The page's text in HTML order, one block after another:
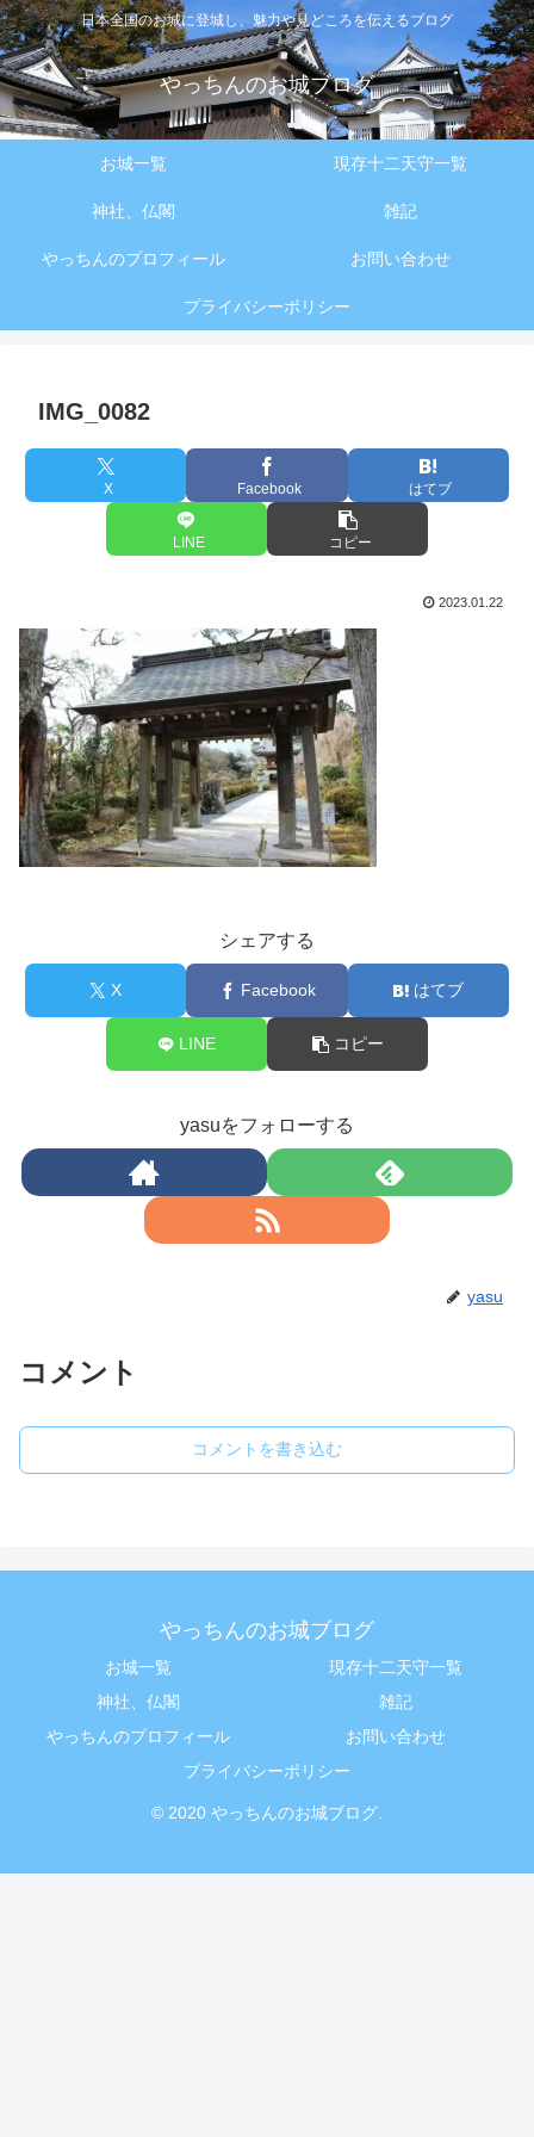
日本全国のお城に登城し、魅力や見どころを伝えるブログ
やっちんのお城ブログ
お城一覧 現存十二天守一覧
神社、仏閣 雑記
やっちんのプロフィール お問い合わせ
プライバシーポリシー
IMG_0082
X Facebook はてブ
LINE コピー
2023.01.22
シェアする
X Facebook はてブ
LINE コピー
yasuをフォローする
yasu
コメント
コメントを書き込む
やっちんのお城ブログ
お城一覧
現存十二天守一覧
神社、仏閣
雑記
やっちんのプロフィール
お問い合わせ
プライバシーポリシー
© 2020 やっちんのお城ブログ.